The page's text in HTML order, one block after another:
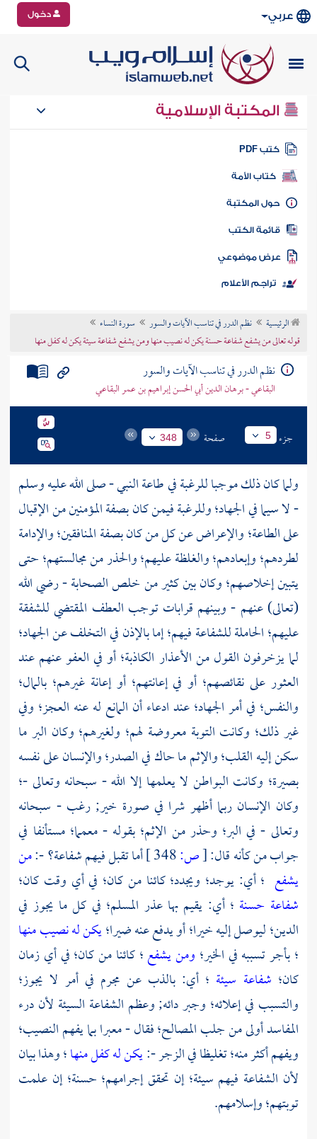
عربي دخول
المكتبة الإسلامية
كتب PDF
كتاب الأمة
المكتبة
الكتب
موضوعي
تراجم الأعلام
الرئيسية نظم الدرر في تناسب الآيات والسور
سورة النساء
قوله تعالى من يشفع شفاعة حسنة يكن له نصيب منها ومن يشفع شفاعة سيئة يكن له كفل منها
نظم الدرر في تناسب الآيات والسور
البقاعي - برهان الدين أبي الحسن إبراهيم بن عمر البقاعي
جزء 5 صفحة 348
ولما كان ذلك موجبا للرغبة في طاعة النبي - صلى الله عليه وسلم
- لا سيما في الجهاد؛ وللرغبة فيمن كان بصفة المؤمنين من الإقبال
على الطاعة؛ والإعراض عن كل من كان بصفة المنافقين؛ والإدامة
لطردهم؛ وإبعادهم؛ والغلظة عليهم؛ والحذر من مجالستهم؛ حتى
يتبين إخلاصهم؛ وكان بين كثير من خلص الصحابة - رضي الله
(تعالى) عنهم - وبينهم قرابات توجب العطف المقتضي للشفقة
عليهم؛ الحاملة للشفاعة فيهم؛ إما بالإذن في التخلف عن الجهاد؛
لما يزخرفون القول من الأعذار الكاذبة؛ أو في العفو عنهم عند
العثور على نقائصهم؛ أو في إعانتهم؛ أو إعانة غيرهم؛ بالمال؛
والنفس؛ في أمر الجهاد؛ عند ادعاء أن المانع له عنه العجز؛ وفي
غير ذلك؛ وكانت التوبة معروضة لهم؛ ولغيرهم؛ وكان البر ما
سكن إليه القلب؛ والإثم ما حاك في الصدر؛ والإنسان على نفسه
بصيرة؛ وكانت البواطن لا يعلمها إلا الله - سبحانه وتعالى -؛
وكان الإنسان ربما أظهر شرا في صورة خير; رغب - سبحانه
وتعالى - في البر؛ وحذر من الإثم؛ بقوله - معمما؛ مستأنفا في
جواب من كأنه قال:[ص: أما تقبل فيهم شفاعة؟ -:من
يشفع ؛ أي: يوجد؛ ويجدد؛ كائنا من كان؛ في أي وقت كان؛
شفاعة حسنة ؛ أي: يقيم بها عذر المسلم؛ في كل ما يجوز في
الدين؛ ليوصل إليه خيرا؛ أو يدفع عنه ضيرا؛يكن له نصيب منها
؛ بأجر تسببه في الخير؛ ومن يشفع؛ كائنا من كان؛ في أي زمان
كان؛ شفاعة سيئة ؛ أي: بالذب عن مجرم في أمر لا يجوز؛
والتسبب في إعلائه؛ وجبر دائه; وعظم الشفاعة السيئة لأن درء
المفاسد أولى من جلب المصالح؛ فقال - معبرا بما يفهم النصيب؛
ويفهم أكثر منه؛ تغليظا في الزجر -:يكن له كفل منها؛ وهذا بيان
لأن الشفاعة فيهم سيئة؛ إن تحقق إجرامهم؛ حسنة؛ إن علمت
توبتهم؛ وإسلامهم.